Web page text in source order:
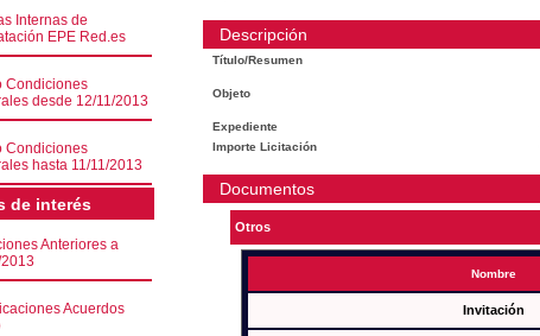
Internas de
EPE Red.es
Condiciones
desde 12/11/2013
Condiciones
hasta 11/11/2013
de interés
Anteriores a
Acuerdos
Descripción
Título/Resumen
Objeto
Expediente
Importe Licitación
Documentos
Otros
Nombre
Invitación